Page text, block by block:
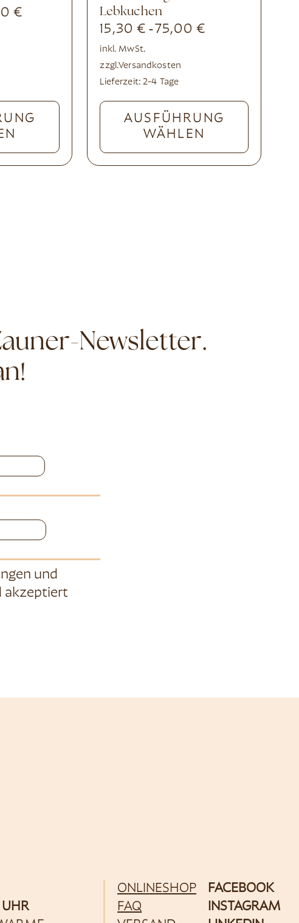
€
Lebkuchen
15,30€ -75,00 €
inkl. MwSt.
zzgl.Versandkosten
Lieferzeit:2-4 Tage
AUSFÜHRUNG
WÄHLEN
Newsletter.
und
akzeptiert
ONLINESHOP
FAQ
FACEBOOK
INSTAGRAM